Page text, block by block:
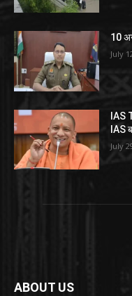
10
July
IAS
IAS
July
ABOUT US